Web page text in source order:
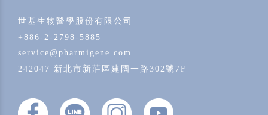
世基生物醫學股份有限公司
+886-2-2798-5885
service@pharmigene.com
242047 新北市新莊區建國一路302號7F